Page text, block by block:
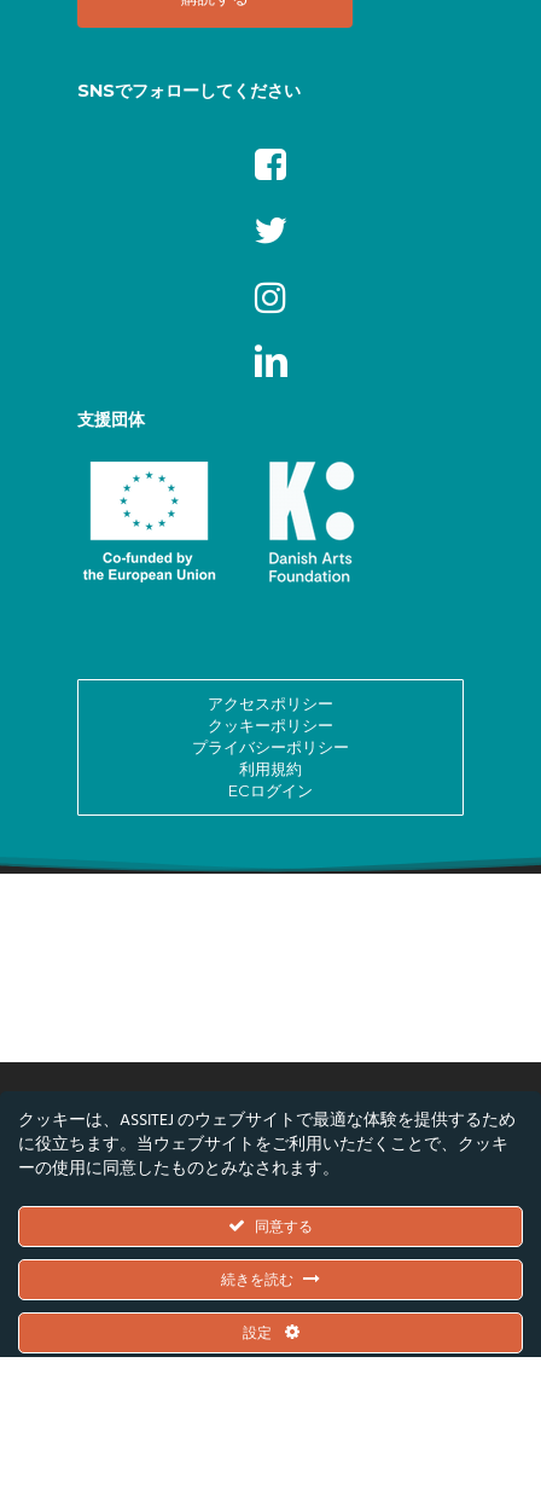
SNSでフォローしてください
支援団体
アクセスポリシー
クッキーポリシー
プライバシーポリシー
利用規約
ECログイン
©ASSITEJ - 国際児童・青少年演劇・舞台芸術協
会
Nørregade 26, 1階, 1165 コペンハーゲン, デンマ
ーク
VAT/CVR番号: DK45650561
欧州連合およびデンマーク芸術財団の共同資金提供を受けています。 ただし、
本記事で表明された見解や意見は著者個人のものであり、必ずしも欧州連合や
クッキーは、ASSITEJ のウェブサイトで最適な体験を提供するため
に役立ちます。当ウェブサイトをご利用いただくことで、クッキ
ーの使用に同意したものとみなされます。
同意する
続きを読む
設定